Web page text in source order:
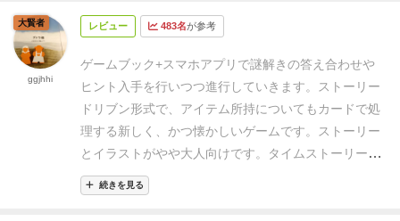
ワイ言いながらプレイすることも可能なので、謎解き
ステムは不安という方にはおすすめかと思います。 し
かしながら、エンディングはマルチのため一度のプレ
イでは（おそらく）グッドエンディングには到達でき
ないかと思うので、腰を据えてプレイできる環境を整
えるようおすすめ致します。
レビュー 483名が参考
ゲームブック+スマホアプリで謎解きの答え合わせや
ヒント入手を行いつつ進行していきます。ストーリー
ドリブン形式で、アイテム所持についてもカードで処
理する新しく、かつ懐かしいゲームです。
ストーリー
とイラストがやや大人向けです。タイムストーリーズ
くらいでしょうか。
くらいに分けて合計8時間くらいかかってエンディン
続きを見る
大賢者
ggjhhi